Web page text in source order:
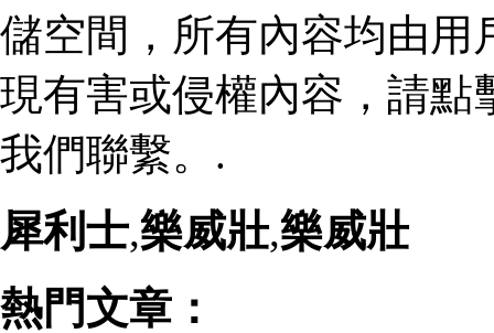
儲空間，所有內容均由用
現有害或侵權內容，請點
我們聯繫。.
犀利士,樂威壯,樂威壯
熱門文章：